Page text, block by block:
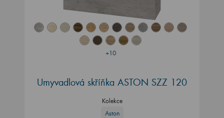
+10
Umyvadlová skříňka ASTON SZZ 120
Kolekce
Aston